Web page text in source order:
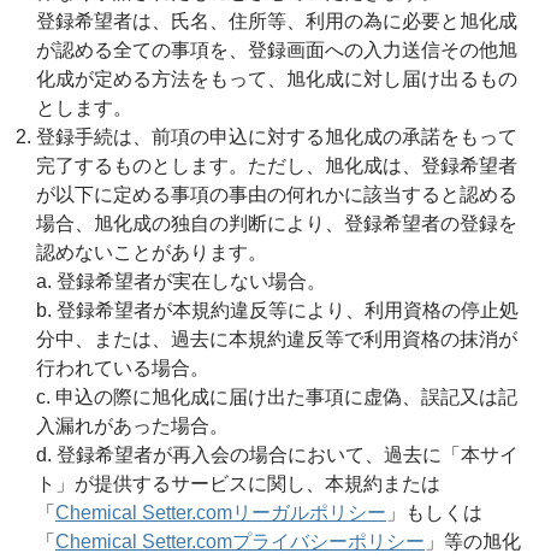
登録希望者は、氏名、住所等、利用の為に必要と旭化成
が認める全ての事項を、登録画面への入力送信その他旭
化成が定める方法をもって、旭化成に対し届け出るもの
とします。
登録手続は、前項の申込に対する旭化成の承諾をもって
完了するものとします。ただし、旭化成は、登録希望者
が以下に定める事項の事由の何れかに該当すると認める
場合、旭化成の独自の判断により、登録希望者の登録を
認めないことがあります。
a. 登録希望者が実在しない場合。
b. 登録希望者が本規約違反等により、利用資格の停止処
分中、または、過去に本規約違反等で利用資格の抹消が
行われている場合。
c. 申込の際に旭化成に届け出た事項に虚偽、誤記又は記
入漏れがあった場合。
d. 登録希望者が再入会の場合において、過去に「本サイ
ト」が提供するサービスに関し、本規約または
「 Chemical Setter.comリーガルポリシー 」もしくは
「 Chemical Setter.comプライバシーポリシー 」等の旭化